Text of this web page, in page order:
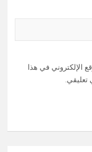
الإلكتروني في هذا
تعليقي.